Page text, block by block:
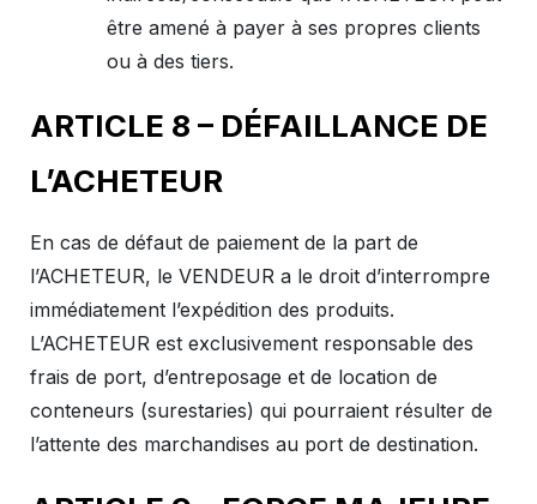
être amené à payer à ses propres clients
ou à des tiers.
ARTICLE 8 – DÉFAILLANCE DE
L’ACHETEUR
En cas de défaut de paiement de la part de
l’ACHETEUR, le VENDEUR a le droit d’interrompre
immédiatement l’expédition des produits.
L’ACHETEUR est exclusivement responsable des
frais de port, d’entreposage et de location de
conteneurs (surestaries) qui pourraient résulter de
l’attente des marchandises au port de destination.